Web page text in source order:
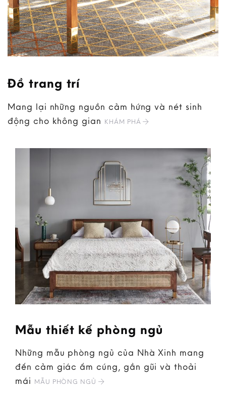
Đồ trang trí
Mang lại những nguồn cảm hứng và nét sinh
động cho không gian KHÁM PHÁ
Mẫu thiết kế phòng ngủ
Những mẫu phòng ngủ của Nhà Xinh mang
đến cảm giác ấm cúng, gần gũi và thoải
mái MẪU PHÒNG NGỦ